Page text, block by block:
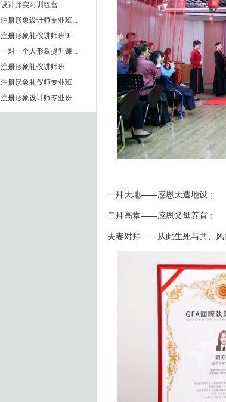
设计师实习训练营
注册形象设计师专业班...
注册形象礼仪讲师班9...
一对一个人形象提升课...
注册形象礼仪讲师班
注册形象礼仪师专业班
注册形象设计师专业班
一拜天地——感恩天造地设；
二拜高堂——感恩父母养育；
夫妻对拜——从此生死与共、风